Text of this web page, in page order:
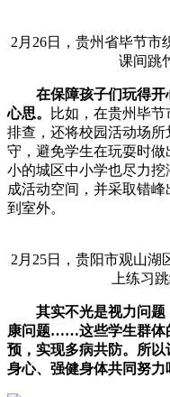
2月26日，贵州省毕节市
课间跳
在保障孩子们玩得
心思。
比如，在贵州毕
排查，还将校园活动场
守，避免学生在玩耍时
小的城区中小学也尽力
成活动空间，并采取错
到室外。
2月25日，贵阳市观山湖
上练习
其实不光是视力问
康问题……这些学生群体
预，实现多病共防。所
身心、强健身体共同努力